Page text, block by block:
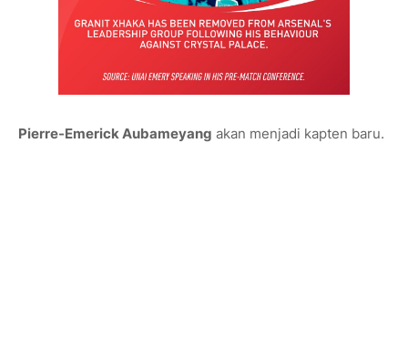
Pierre-Emerick Aubameyang akan menjadi kapten baru.